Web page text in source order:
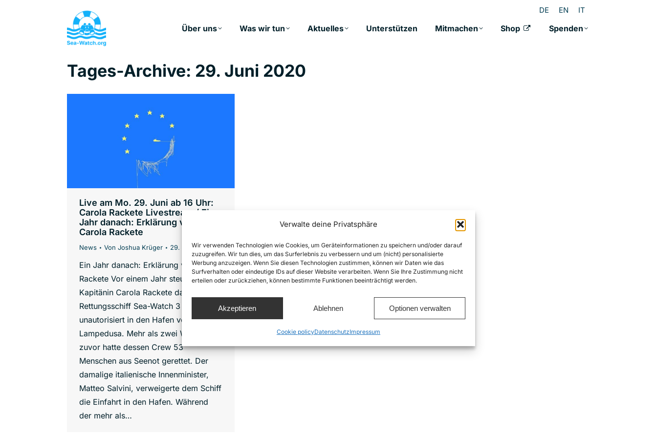
Verwalte deine Privatsphäre
Wir verwenden Technologien wie Cookies, um Geräteinformationen zu speichern und/oder darauf
zuzugreifen. Wir tun dies, um das Surferlebnis zu verbessern und um (nicht) personalisierte
Werbung anzuzeigen. Wenn Sie diesen Technologien zustimmen, können wir Daten wie das
Surfverhalten oder eindeutige IDs auf dieser Website verarbeiten. Wenn Sie Ihre Zustimmung nicht
erteilen oder zurückziehen, können bestimmte Funktionen beeinträchtigt werden.
Akzeptieren Ablehnen Optionen verwalten
Cookie policyDatenschutzImpressum
DE EN IT
Über uns Was wir tun Aktuelles Unterstützen Mitmachen Shop Spenden
Tages-Archive: 29. Juni 2020
Live am Mo. 29. Juni ab 16 Uhr:
Carola Rackete Livestream / Ein
Jahr danach: Erklärung von
Carola Rackete
News Von Joshua Krüger 29. Juni 2020
Ein Jahr danach: Erklärung von Carola
Rackete Vor einem Jahr steuerte
Kapitänin Carola Rackete das
Rettungsschiff Sea-Watch 3
unautorisiert in den Hafen von
Lampedusa. Mehr als zwei Wochen
zuvor hatte dessen Crew 53
Menschen aus Seenot gerettet. Der
damalige italienische Innenminister,
Matteo Salvini, verweigerte dem Schiff
die Einfahrt in den Hafen. Während
der mehr als…